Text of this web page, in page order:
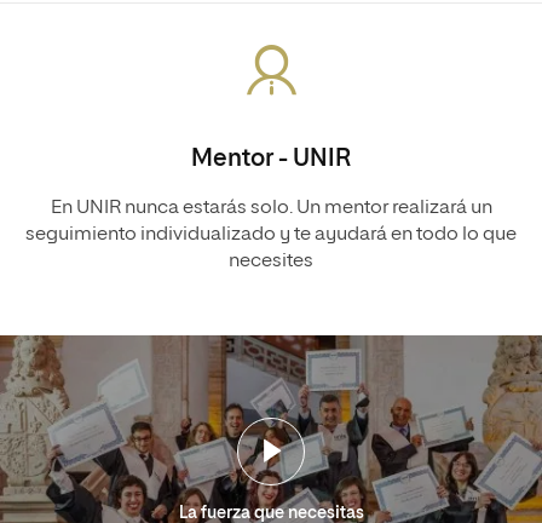
Mentor - UNIR
En UNIR nunca estarás solo. Un mentor realizará un
seguimiento individualizado y te ayudará en todo lo que
necesites
La fuerza que necesitas